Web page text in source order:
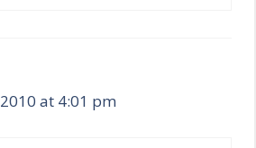
at 4:01 pm